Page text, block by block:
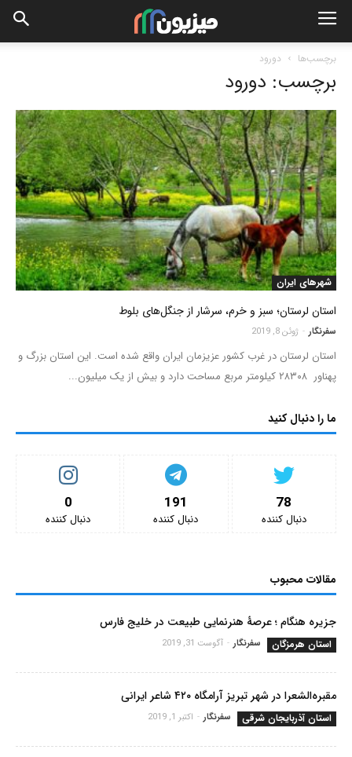
برچسب‌ها دورود
برچسب: دورود
شهرهای ایران
استان لرستان؛ سبز و خرم، سرشار از جنگل‌های بلوط
سفرنگار - ژوئن 8, 2019
استان لرستان در غرب کشور عزیزمان ایران واقع شده است. این استان بزرگ و
پهناور ۲۸۳۰۸ کیلومتر مربع مساحت دارد و بیش از یک میلیون...
ما را دنبال کنید
0
دنبال کننده‌
191
دنبال کننده‌
78
دنبال کننده‌
مقالات محبوب
جزیره هنگام ؛ عرصۀ هنرنمایی طبیعت در خلیج فارس
استان هرمزگان سفرنگار - آگوست 31, 2019
مقبره‌الشعرا در شهر تبریز آرامگاه ۴۲۰ شاعر ایرانی
استان آذربایجان شرقی سفرنگار - اکتبر 1, 2019